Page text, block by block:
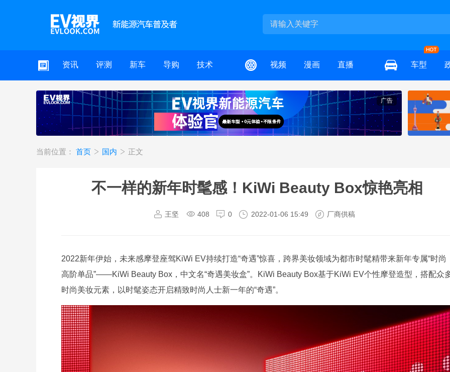
资讯 评测 新车 导购 技术 视频 漫画 直播 车型
广告
当前位置： 首页 国内 正文
不一样的新年时髦感！KiWi Beauty Box惊艳亮相
王坚 408 0 2022-01-06 15:49 厂商供稿
2022新年伊始，未来感摩登座驾KiWi EV持续打造“奇遇”惊喜，跨界美妆领域为都市时髦精带来新年专属“时尚
高阶单品”——KiWi Beauty Box，中文名“奇遇美妆盒”。KiWi Beauty Box基于KiWi EV个性摩登造型，搭配众
时尚美妆元素，以时髦姿态开启精致时尚人士新一年的“奇遇”。